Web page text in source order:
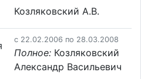
Козляковский А.В.
c 22.02.2006 по 28.03.2008
Полное: Козляковский
Александр Васильевич